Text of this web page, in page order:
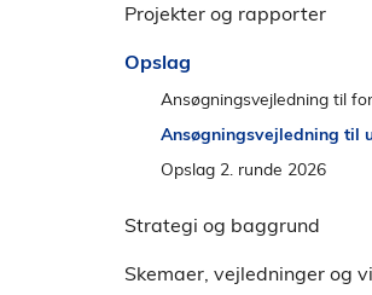
Projekter og rapporter
Opslag
Ansøgningsvejledning til
Ansøgningsvejledning til
Opslag 2. runde 2026
Strategi og baggrund
Skemaer, vejledninger og